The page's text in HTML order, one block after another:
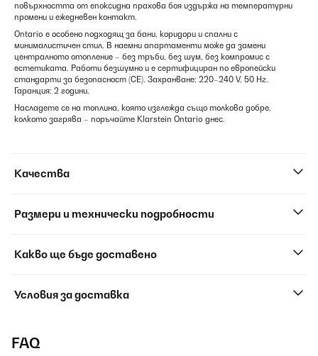
повърхността от епоксидна прахова боя издържа на температурни
промени и ежедневен контакт.
Ontario е особено подходящ за бани, коридори и спални с
минималистичен стил. В наемни апартаменти може да замени
централното отопление – без тръби, без шум, без компромис с
естетиката. Работи безшумно и е сертифициран по европейски
стандарти за безопасност (CE). Захранване: 220–240 V, 50 Hz.
Гаранция: 2 години.
Насладете се на топлина, която изглежда също толкова добре,
колкото загрява – поръчайте Klarstein Ontario днес.
Качества
Размери и технически подробности
Какво ще бъде доставено
Условия за доставка
FAQ